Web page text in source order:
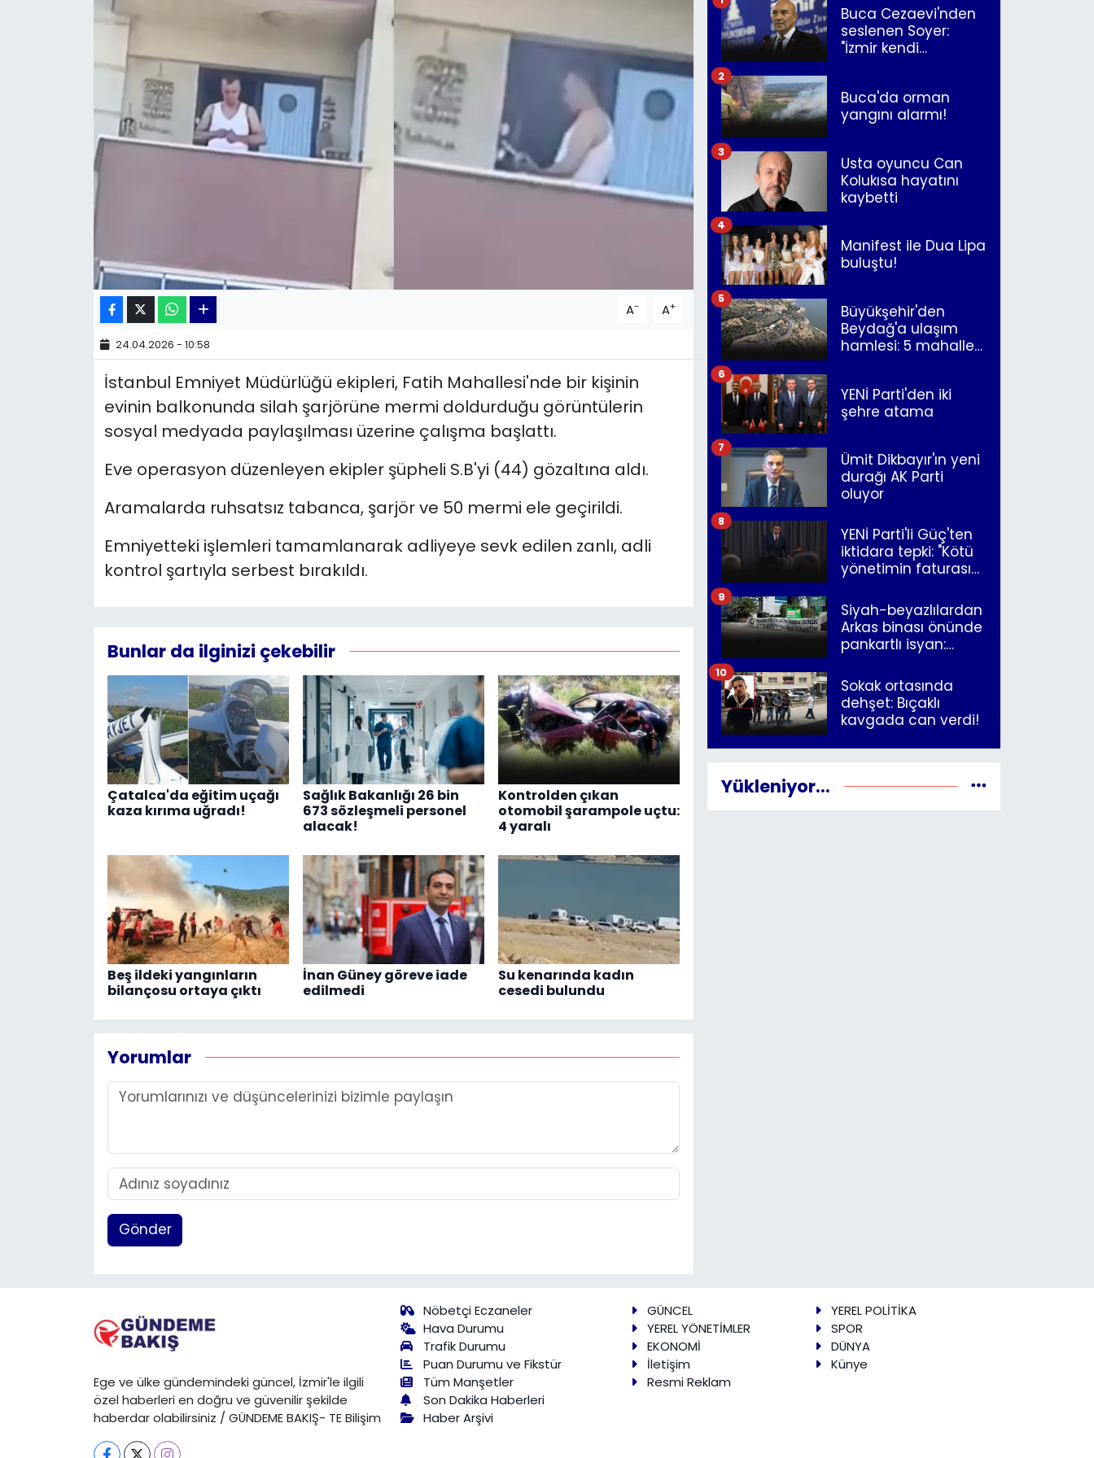
A- A+
24.04.2026 - 10:58
İstanbul Emniyet Müdürlüğü ekipleri, Fatih Mahallesi'nde bir kişinin
evinin balkonunda silah şarjörüne mermi doldurduğu görüntülerin
sosyal medyada paylaşılması üzerine çalışma başlattı.
Eve operasyon düzenleyen ekipler şüpheli S.B'yi (44) gözaltına aldı.
Aramalarda ruhsatsız tabanca, şarjör ve 50 mermi ele geçirildi.
Emniyetteki işlemleri tamamlanarak adliyeye sevk edilen zanlı, adli
kontrol şartıyla serbest bırakıldı.
Bunlar da ilginizi çekebilir
Çatalca'da eğitim uçağı
kaza kırıma uğradı!
Sağlık Bakanlığı 26 bin
673 sözleşmeli personel
alacak!
Kontrolden çıkan
otomobil şarampole uçtu:
4 yaralı
Beş ildeki yangınların
bilançosu ortaya çıktı
İnan Güney göreve iade
edilmedi
Su kenarında kadın
cesedi bulundu
Yorumlar
Gönder
Buca Cezaevi'nden
seslenen Soyer:
"İzmir kendi
Buca'da orman
yangını alarmı!
2
Usta oyuncu Can
Kolukısa hayatını
kaybetti
3
Manifest ile Dua Lipa
buluştu!
4
Büyükşehir'den
Beydağ'a ulaşım
hamlesi: 5 mahalle
5
YENİ Parti'den iki
şehre atama
6
Ümit Dikbayır'ın yeni
durağı AK Parti
oluyor
7
YENİ Parti'li Güç'ten
iktidara tepki: "Kötü
yönetimin faturasını
8
Siyah-beyazlılardan
Arkas binası önünde
pankartlı isyan:
İzmir"
9
Sokak ortasında
dehşet: Bıçaklı
kavgada can verdi!
10
Yükleniyor...
Ege ve ülke gündemindeki güncel, İzmir'le ilgili
özel haberleri en doğru ve güvenilir şekilde
haberdar olabilirsiniz / GÜNDEME BAKIŞ- TE Bilişim
Nöbetçi Eczaneler
Hava Durumu
Trafik Durumu
Puan Durumu ve Fikstür
Tüm Manşetler
Son Dakika Haberleri
Haber Arşivi
GÜNCEL
YEREL POLİTİKA
YEREL YÖNETİMLER
SPOR
EKONOMİ
DÜNYA
İletişim
Künye
Resmi Reklam
KÜLTÜR SANAT
MAGAZİN
POLİTİKA
SAĞLIK
Siyaset
TEKNOLOJİ
YEREL POLİTİKA
YEREL YÖNETİMLER